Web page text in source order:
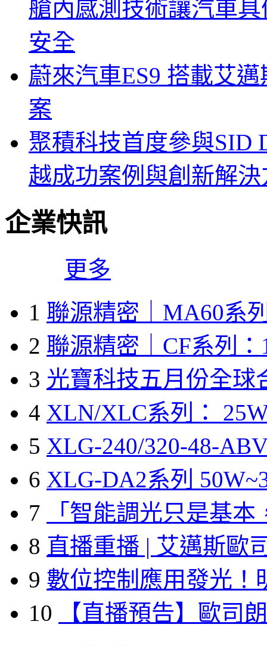
艙內感測技術讓汽車
安全
蔚來汽車ES9 搭載艾
案
聚積科技首度參與SID
越成功案例與創新解決
企業快訊
更多
1 聯源精密｜MA60系
2 聯源精密｜CF系列：
3 光寶科技五月份全球
4 XLN/XLC系列：
5 XLG-240/320-48-
6 XLG-DA2系列
7
「智能調光只是基本
8 直播重播 | 艾邁斯歐
9 數位控制應用發光！
10
【直播預告】歐司